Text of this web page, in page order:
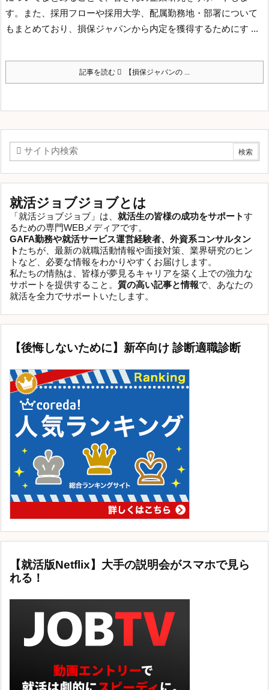
す。
また、採用フローや採用大学、配属勤務地・部署について
もまとめており、損保ジャパンから内定を獲得するためにす ...
記事を読む 【損保ジャパンの ...
就活ジョブジョブとは
「就活ジョブジョブ」は、 就活生の皆様の成功をサポートす
るための専門WEBメディアです。
GAFA勤務や就活サービス運営経験者、外資系コンサルタン
ト たちが、最新の就職活動情報や面接対策、業界研究のヒン
トなど、必要な情報をわかりやすくお届けします。
私たちの情熱は、皆様が夢見るキャリアを築く上での強力な
サポートを提供すること。 質の高い記事と情報で、あなたの
就活を全力でサポートいたします。
【後悔しないために】新卒向け 診断適職診断
【就活版Netflix】大手の説明会がスマホで見ら
れる！